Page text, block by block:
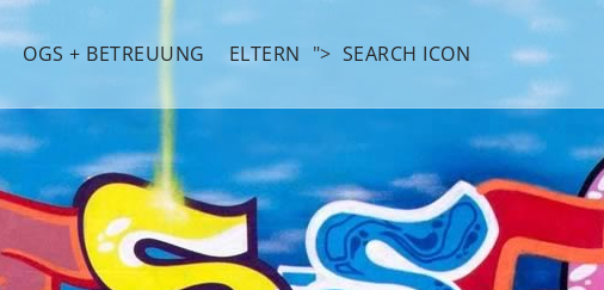
OGS + BETREUUNG ELTERN "> SEARCH ICON